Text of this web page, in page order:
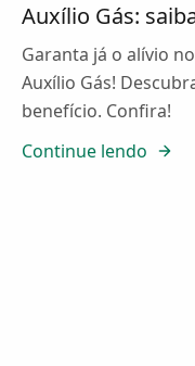
Auxílio Gás:
Garanta já o alívio
Auxílio Gás!
benefício. Confira!
Continue lendo